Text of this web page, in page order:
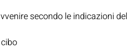
secondo le indicazioni